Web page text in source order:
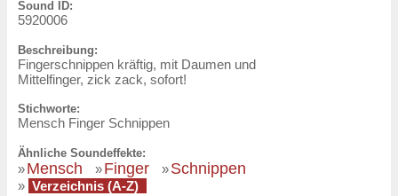
Sound ID:
5920006
Beschreibung:
Fingerschnippen kräftig, mit Daumen und
Mittelfinger, zick zack, sofort!
Stichworte:
Mensch Finger Schnippen
Ähnliche Soundeffekte:
»Mensch »Finger »Schnippen
» Verzeichnis (A-Z)